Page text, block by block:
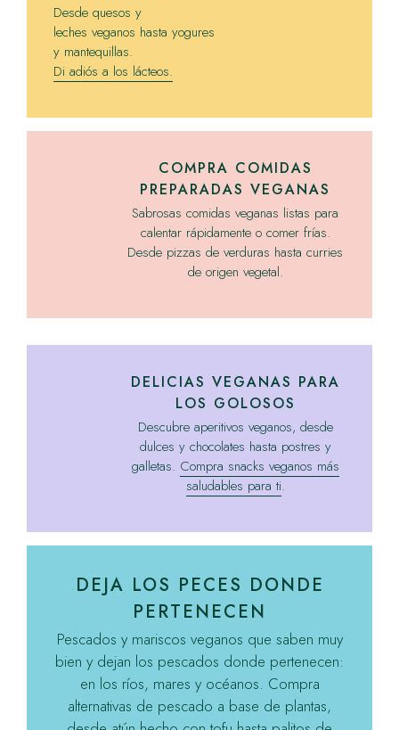
Desde quesos y
leches veganos hasta yogures
y mantequillas.
Di adiós a los lácteos.
COMPRA COMIDAS
PREPARADAS VEGANAS
Sabrosas comidas veganas listas para
calentar rápidamente o comer frías.
Desde pizzas de verduras hasta curries
de origen vegetal.
DELICIAS VEGANAS PARA
LOS GOLOSOS
Descubre aperitivos veganos, desde
dulces y chocolates hasta postres y
galletas. Compra snacks veganos más
saludables para ti.
DEJA LOS PECES DONDE
PERTENECEN
Pescados y mariscos veganos que saben muy
bien y dejan los pescados donde pertenecen:
en los ríos, mares y océanos. Compra
alternativas de pescado a base de plantas,